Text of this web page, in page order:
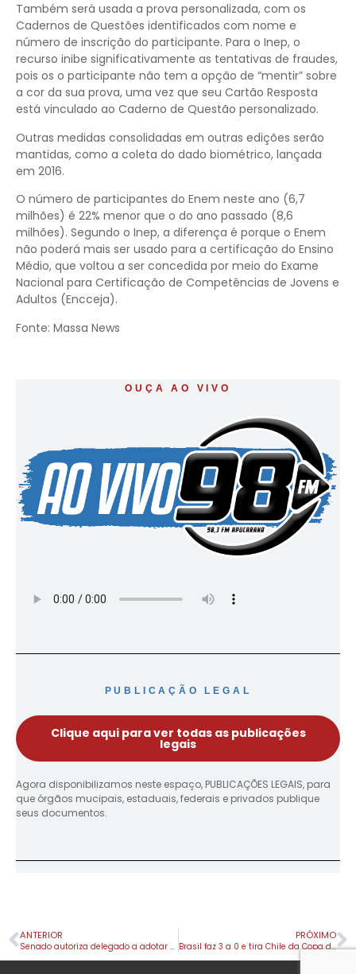
Também será usada a prova personalizada, com os
Cadernos de Questões identificados com nome e
número de inscrição do participante. Para o Inep, o
recurso inibe significativamente as tentativas de fraudes,
pois os o participante não tem a opção de “mentir” sobre
a cor da sua prova, uma vez que seu Cartão Resposta
está vinculado ao Caderno de Questão personalizado.
Outras medidas consolidadas em outras edições serão
mantidas, como a coleta do dado biométrico, lançada
em 2016.
O número de participantes do Enem neste ano (6,7
milhões) é 22% menor que o do ano passado (8,6
milhões). Segundo o Inep, a diferença é porque o Enem
não poderá mais ser usado para a certificação do Ensino
Médio, que voltou a ser concedida por meio do Exame
Nacional para Certificação de Competências de Jovens e
Adultos (Encceja).
Fonte: Massa News
OUÇA AO VIVO
PUBLICAÇÃO LEGAL
Clique aqui para ver todas as publicações
legais
Agora disponibilizamos neste espaço, PUBLICAÇÕES LEGAIS, para
que órgãos mucipais, estaduais, federais e privados publique
seus documentos.
ANTERIOR
Senado autoriza delegado a adotar medidas protetivas a mulheres
PRÓXIMO
Brasil faz 3 a 0 e tira Chile da Copa do Mundo